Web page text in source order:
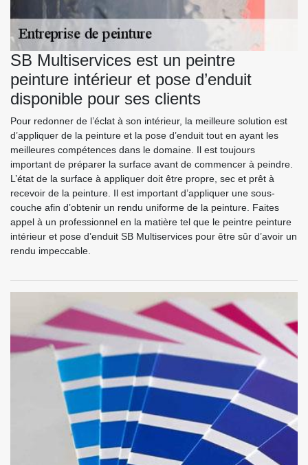
SB Multiservices est un peintre
peinture intérieur et pose d’enduit
disponible pour ses clients
Pour redonner de l’éclat à son intérieur, la meilleure solution est
d’appliquer de la peinture et la pose d’enduit tout en ayant les
meilleures compétences dans le domaine. Il est toujours
important de préparer la surface avant de commencer à peindre.
L’état de la surface à appliquer doit être propre, sec et prêt à
recevoir de la peinture. Il est important d’appliquer une sous-
couche afin d’obtenir un rendu uniforme de la peinture. Faites
appel à un professionnel en la matière tel que le peintre peinture
intérieur et pose d’enduit SB Multiservices pour être sûr d’avoir un
rendu impeccable.